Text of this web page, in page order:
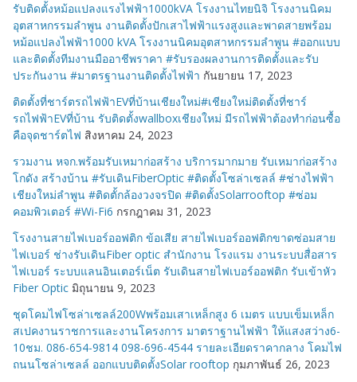
รับติดตั้งหม้อแปลงแรงไฟฟ้า1000kVA โรงงานไทยนิจิ โรงงานนิคม
อุตสาหกรรมลำพูน งานติดตั้งปักเสาไฟฟ้าแรงสูงและพาดสายพร้อม
หม้อแปลงไฟฟ้า1000 kVA โรงงานนิคมอุตสาหกรรมลำพูน #ออกแบบ
และติดตั้งทีมงานมืออาชีพราคา #รับรองผลงานการติดตั้งและรับ
ประกันงาน #มาตรฐานงานติดตั้งไฟฟ้า กันยายน 17, 2023
ติดตั้งที่ชาร์ตรถไฟฟ้าEVที่บ้านเชียงใหม่#เชียงใหม่ติดตั้งที่ชาร์
รถไฟฟ้าEVที่บ้าน รับติดตั้งwallboxเชียงใหม่ มีรถไฟฟ้าต้องทำก่อนซื้อ
คือจุดชาร์ตไฟ สิงหาคม 24, 2023
รวมงาน หจก.พร้อมรับเหมาก่อสร้าง บริการมากมาย รับเหมาก่อสร้าง
โกดัง สร้างบ้าน #รับเดินFiberOptic #ติดตั้งโซล่าเซลล์ #ช่างไฟฟ้า
เชียงใหม่ลำพูน #ติดตั้กล้องวงจรปิด #ติดตั้งSolarrooftop #ซ่อม
คอมพิวเตอร์ #Wi-Fi6 กรกฎาคม 31, 2023
โรงงานสายไฟเบอร์ออฟติก ข้อเสีย สายไฟเบอร์ออฟติกขาดซ่อมสาย
ไฟเบอร์ ช่างรับเดินFiber optic สำนักงาน โรงแรม งานระบบสื่อสาร
ไฟเบอร์ ระบบแลนอินเตอร์เน็ต รับเดินสายไฟเบอร์ออฟติก รับเข้าหัว
Fiber Optic มิถุนายน 9, 2023
ชุดโคมไฟโซล่าเซลล์200Wพร้อมเสาเหล็กสูง 6 เมตร แบบเข็มเหล็ก
สเปคงานราชการและงานโครงการ มาตราฐานไฟฟ้า ให้แสงสว่าง6-
10ชม. 086-654-9814 098-696-4544 รายละเอียดราคากลาง โคมไฟ
ถนนโซล่าเซลล์ ออกแบบติดตั้งSolar rooftop กุมภาพันธ์ 26, 2023